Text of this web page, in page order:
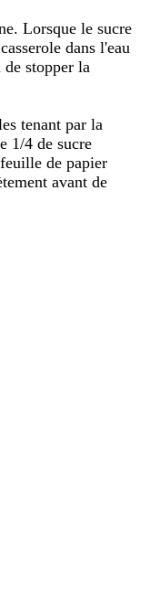
Lorsque le sucre
dans l'eau
stopper la
tenant par la
1/4 de sucre
de papier
avant de